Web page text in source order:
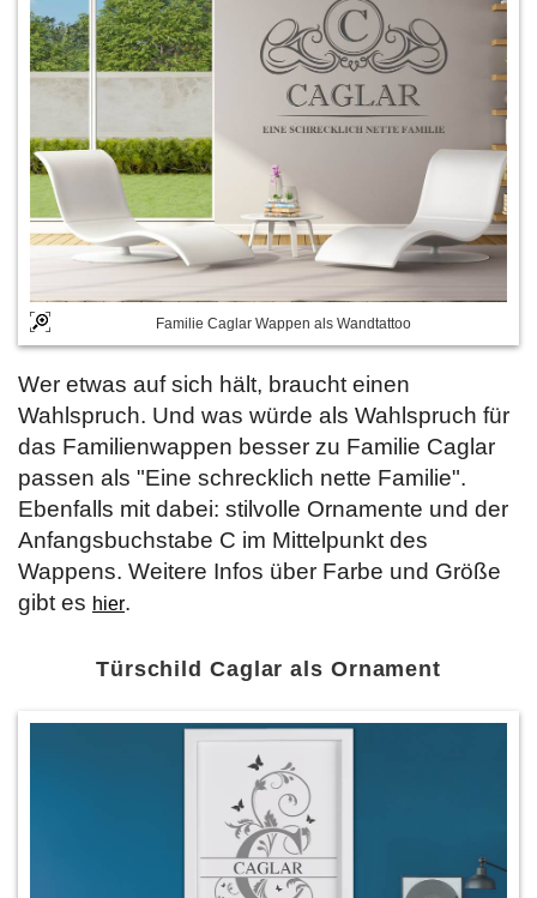
Familie Caglar Wappen als Wandtattoo
Wer etwas auf sich hält, braucht einen
Wahlspruch. Und was würde als Wahlspruch für
das Familienwappen besser zu Familie Caglar
passen als "Eine schrecklich nette Familie".
Ebenfalls mit dabei: stilvolle Ornamente und der
Anfangsbuchstabe C im Mittelpunkt des
Wappens. Weitere Infos über Farbe und Größe
gibt es hier.
Türschild Caglar als Ornament